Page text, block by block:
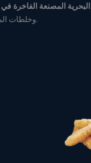
المصنعة الفاخرة
وخلطات المأكولات البحرية. مثالية لتحضير وجبات سريعة، مقبلات، أو وصفات فاخرة، تقدم منتجاتنا المصنعة الراحة دون المساس بالجودة أو النكهة.